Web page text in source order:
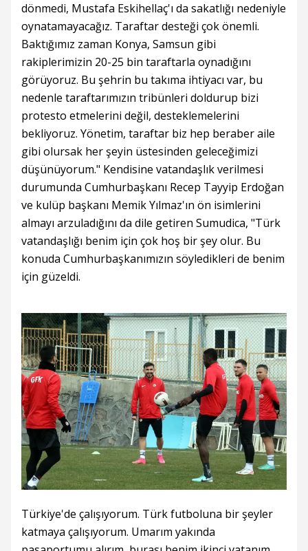
dönmedi, Mustafa Eskihellaç'ı da sakatlığı nedeniyle
oynatamayacağız. Taraftar desteği çok önemli.
Baktığımız zaman Konya, Samsun gibi
rakiplerimizin 20-25 bin taraftarla oynadığını
görüyoruz. Bu şehrin bu takıma ihtiyacı var, bu
nedenle taraftarımızın tribünleri doldurup bizi
protesto etmelerini değil, desteklemelerini
bekliyoruz. Yönetim, taraftar biz hep beraber aile
gibi olursak her şeyin üstesinden geleceğimizi
düşünüyorum." Kendisine vatandaşlık verilmesi
durumunda Cumhurbaşkanı Recep Tayyip Erdoğan
ve kulüp başkanı Memik Yılmaz'ın ön isimlerini
almayı arzuladığını da dile getiren Sumudica, "Türk
vatandaşlığı benim için çok hoş bir şey olur. Bu
konuda Cumhurbaşkanımızın söyledikleri de benim
için güzeldi.
Türkiye'de çalışıyorum. Türk futboluna bir şeyler
katmaya çalışıyorum. Umarım yakında